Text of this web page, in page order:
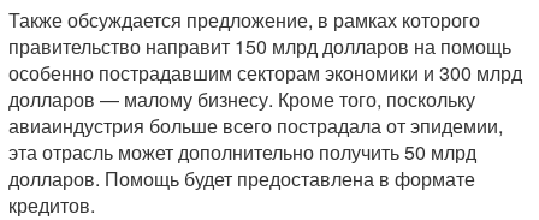
Также обсуждается предложение, в рамках которого
правительство направит 150 млрд долларов на помощь
особенно пострадавшим секторам экономики и 300 млрд
долларов — малому бизнесу. Кроме того, поскольку
авиаиндустрия больше всего пострадала от эпидемии,
эта отрасль может дополнительно получить 50 млрд
долларов. Помощь будет предоставлена в формате
кредитов.